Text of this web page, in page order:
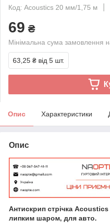
Код: Acoustics 20 мм/1,75 м
69 ₴
Мінімальна сума замовлення
63,25 ₴ від 5 шт.
Опис Характеристики
Опис
Антискрип стрічка
липким шаром, для авто.